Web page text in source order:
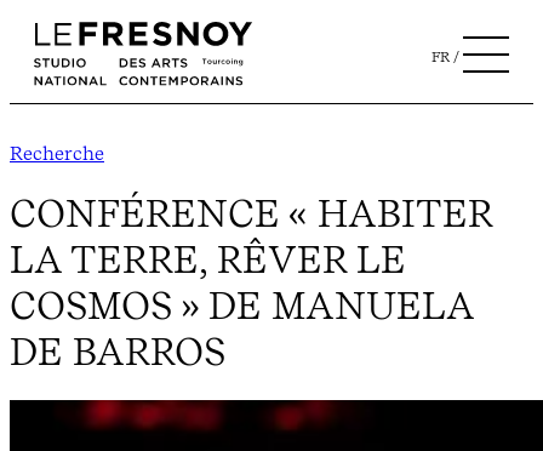
FR
Recherche
CONFÉRENCE « HABITER
LA TERRE, RÊVER LE
COSMOS » DE MANUELA
DE BARROS